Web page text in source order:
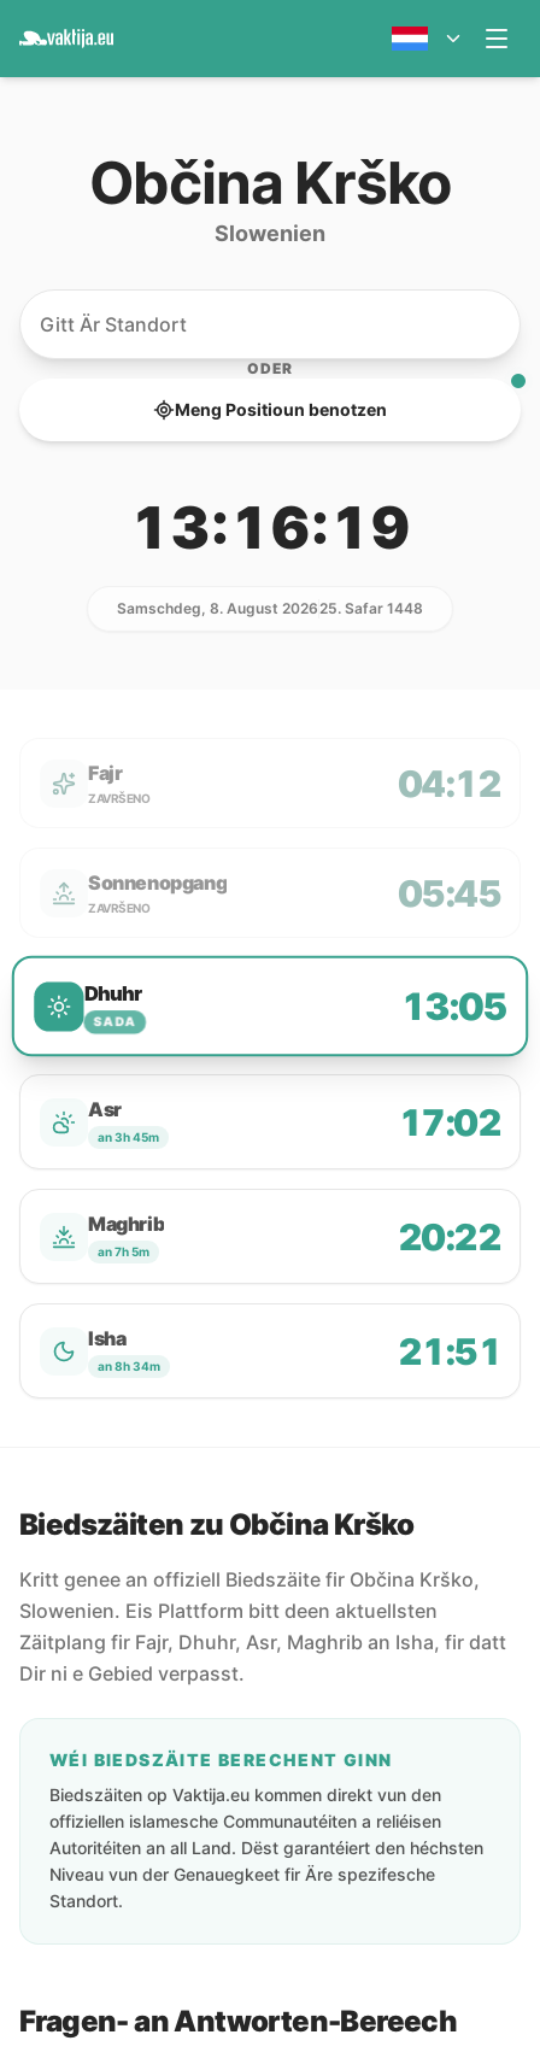
Občina Krško
Slowenien
ODER
Meng Positioun benotzen
13:16:19
Samschdeg, 8. August 202625. Safar 1448
Fajr
ZAVRŠENO 04:12
Sonnenopgang
ZAVRŠENO 05:45
Dhuhr
SADA 13:05
Asr
an 3h 45m 17:02
Maghrib
an 7h 5m 20:22
Isha
an 8h 34m 21:51
Biedszäiten zu Občina Krško
Kritt genee an offiziell Biedszäite fir Občina Krško,
Slowenien. Eis Plattform bitt deen aktuellsten
Zäitplang fir Fajr, Dhuhr, Asr, Maghrib an Isha, fir datt
Dir ni e Gebied verpasst.
WÉI BIEDSZÄITE BERECHENT GINN
Biedszäiten op Vaktija.eu kommen direkt vun den
offiziellen islamesche Communautéiten a reliéisen
Autoritéiten an all Land. Dëst garantéiert den héchsten
Niveau vun der Genauegkeet fir Äre spezifesche
Standort.
Fragen- an Antworten-Bereech